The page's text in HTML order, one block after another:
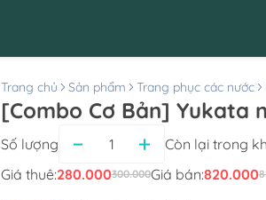
Trang chủ Sản phẩm Trang phục các nước
[Combo Cơ Bản] Yukata
Số lượng Còn lại trong
Giá thuê:280.000300.000Giá bán:820.000